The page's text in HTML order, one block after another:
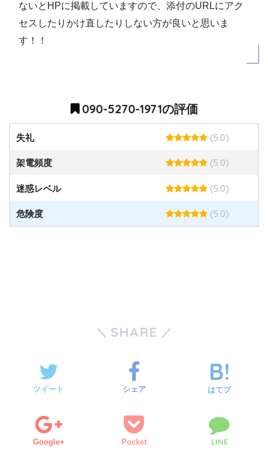
ないとHPに掲載していますので、添付のURLにアク
セスしたりかけ直したりしない方が良いと思いま
す！！
090-5270-1971の評価
失礼 (5.0)
架電頻度 (5.0)
迷惑レベル (5.0)
危険度 (5.0)
SHARE
ツイート シェア はてブ
Google+ Pocket LINE